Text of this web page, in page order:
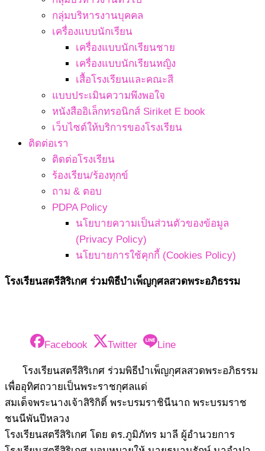
กลุ่มบริหารงานบุคคล
เครื่องแบบนักเรียน
เครื่องแบบนักเรียนชาย
เครื่องแบบนักเรียนหญิง
เสื้อโรงเรียนและคณะสี
แบบประเมินความพึงพอใจ
หนังสืออิเล็กทรอนิกส์ Siriket E book
เว็บไซต์ให้บริการของโรงเรียน
ติดต่อเรา
ติดต่อโรงเรียน
ร้องเรียน/ร้องทุกข์
ถาม & ตอบ
PDPA Policy
นโยบายความเป็นส่วนตัวของข้อมูล
(Privacy Policy)
นโยบายการใช้คุกกี้ (Cookies Policy)
โรงเรียนสตรีสิริเกศ ร่วมพิธีบำเพ็ญกุศลสวดพระอภิธรรม
Facebook Twitter Line
โรงเรียนสตรีสิริเกศ ร่วมพิธีบำเพ็ญกุศลสวดพระอภิธรรม
เพื่ออุทิศถวายเป็นพระราชกุศลแด่
สมเด็จพระนางเจ้าสิริกิติ์ พระบรมราชินีนาถ พระบรมราช
ชนนีพันปีหลวง
โรงเรียนสตรีสิริเกศ โดย ดร.ภูมิภัทร มาลี ผู้อำนวยการ